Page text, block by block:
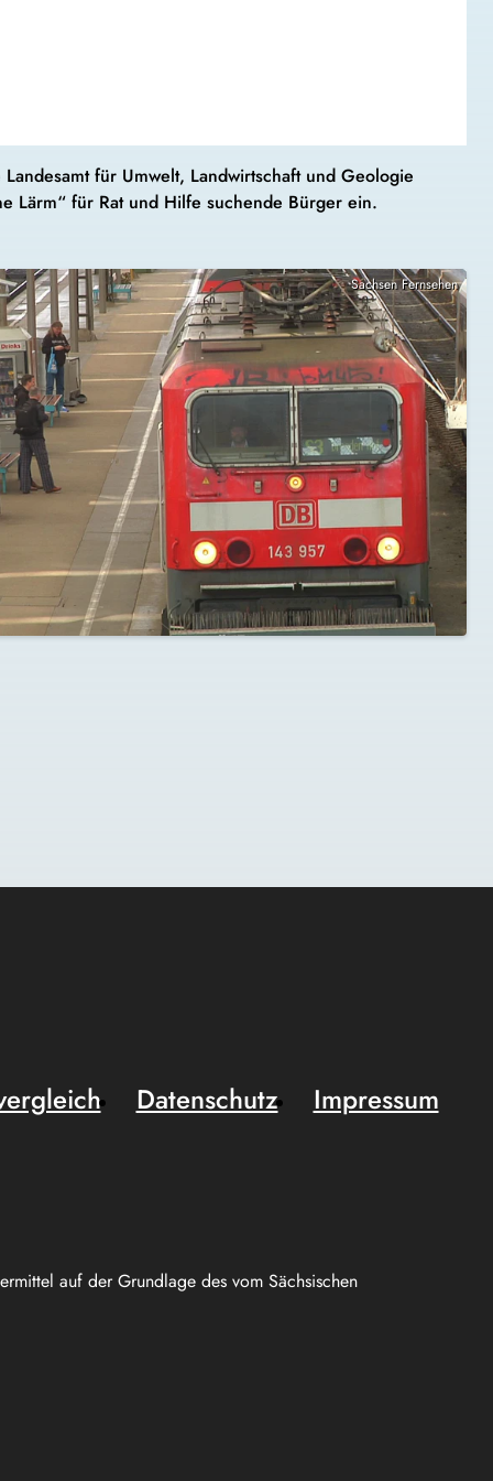
für Umwelt, Landwirtschaft und Geologie
Lärm“ für Rat und Hilfe suchende Bürger ein.
Sachsen Fernsehen
auf der Grundlage des vom Sächsischen
Datenschutz
Impressum